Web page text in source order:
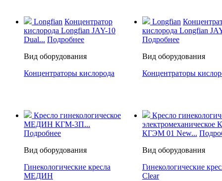
Longfian Концентратор
кислорода Longfian JAY-10
Dual... Подробнее
Вид оборудования
Концентраторы кислорода
Longfian
кислорода Longfian
Подробнее
Вид оборудования
Концентраторы
Кресло гинекологическое
МЕДИН КГМ-3П...
Подробнее
Вид оборудования
Гинекологические кресла
МЕДИН
Кресло
электромеханическое
КГЭМ 01 New...
Вид оборудования
Гинекологические
Clear